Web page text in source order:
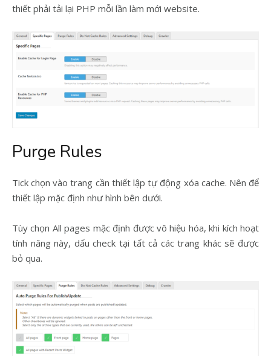
thiết phải tải lại PHP mỗi lần làm mới website.
Purge Rules
Tick chọn vào trang cần thiết lập tự động xóa cache. Nên để
thiết lập mặc định như hình bên dưới.
Tùy chọn All pages mặc định được vô hiệu hóa, khi kích hoạt
tính năng này, dấu check tại tất cả các trang khác sẽ được
bỏ qua.